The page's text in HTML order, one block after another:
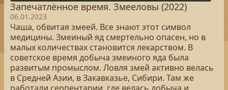
Запечатлённое время. Змееловы (2022)
06.01.2023
Чаша, обвитая змеей. Все знают этот символ
медицины. Змеиный яд смертельно опасен, но в
малых количествах становится лекарством. В
советское время добыча змеиного яда была
развитым промыслом. Ловля змей активно велась
в Средней Азии, в Закавказье, Сибири. Там же